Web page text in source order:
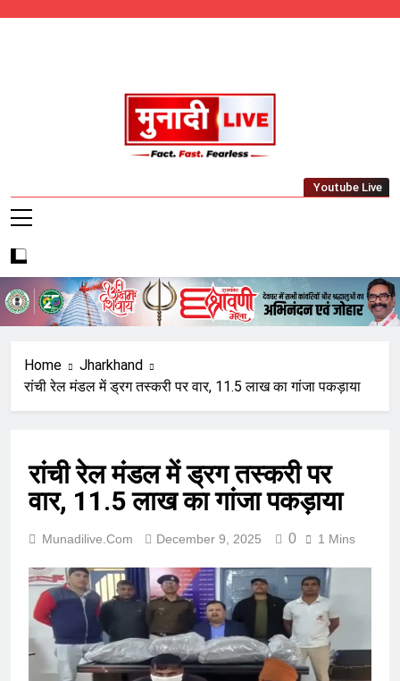
Munadi Live – Jharkhand's Leading Local
Youtube Live
Home
Jharkhand
रांची रेल मंडल में ड्रग तस्करी पर वार, 11.5 लाख का गांजा पकड़ाया
रांची रेल मंडल में ड्रग तस्करी पर
वार, 11.5 लाख का गांजा पकड़ाया
Munadilive.com December 9, 2025 0 1 Mins